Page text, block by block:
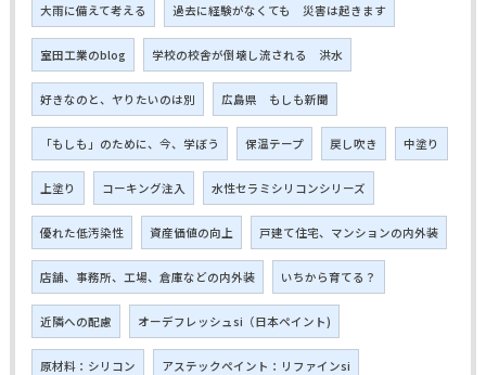
大雨に備えて考える 過去に経験がなくても 災害は起きます
室田工業のblog 学校の校舎が倒壊し流される 洪水
好きなのと、ヤりたいのは別 広島県 もしも新聞
「もしも」のために、今、学ぼう 保温テープ 戻し吹き 中塗り
上塗り コーキング注入 水性セラミシリコンシリーズ
優れた低汚染性 資産価値の向上 戸建て住宅、マンションの内外装
店舗、事務所、工場、倉庫などの内外装 いちから育てる？
近隣への配慮 オーデフレッシュsi（日本ペイント)
原材料：シリコン アステックペイント：リファインsi